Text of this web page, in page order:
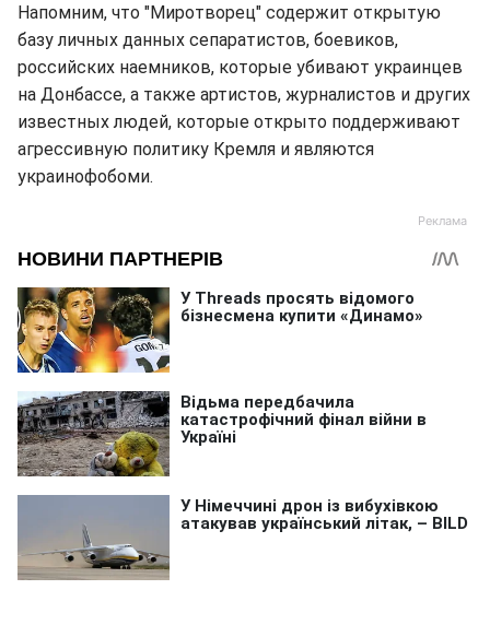
Напомним, что "Миротворец" содержит открытую
базу личных данных сепаратистов, боевиков,
российских наемников, которые убивают украинцев
на Донбассе, а также артистов, журналистов и других
известных людей, которые открыто поддерживают
агрессивную политику Кремля и являются
украинофобоми.